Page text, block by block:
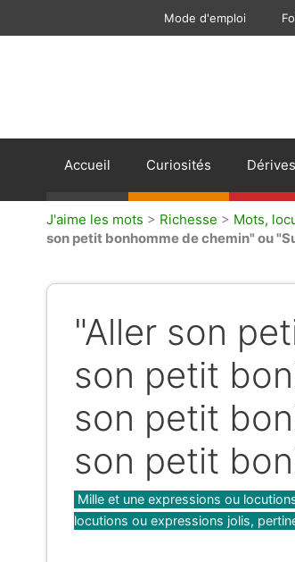
Mode d'emploi
Accueil Curiosités Dérives
J'aime les mots > Richesse > Mots,
son petit bonhomme de chemin" ou
"Aller son
son petit
son petit
son petit
Catégories
Mille et une expressions ou
locutions ou expressions jolis,